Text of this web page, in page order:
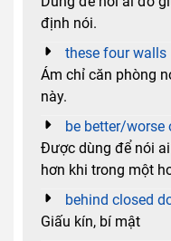
định nói.
these four walls
Ám chỉ căn phòng
này.
be better/
Được dùng để nói
hơn khi trong một
behind closed
Giấu kín, bí mật